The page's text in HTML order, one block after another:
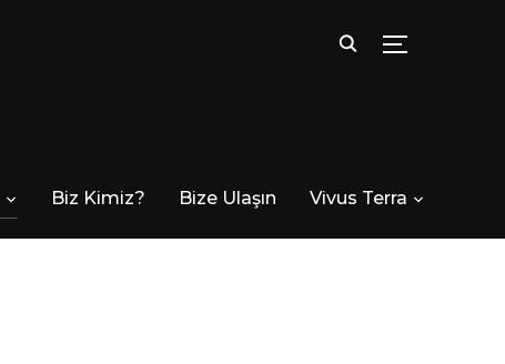
Biz Kimiz? Bize Ulaşın Vivus Terra